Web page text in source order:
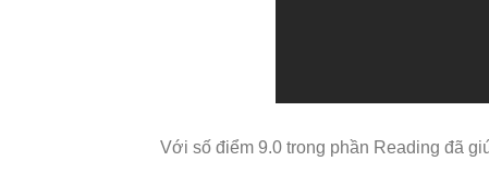
Với số điểm 9.0 trong phần Reading đã